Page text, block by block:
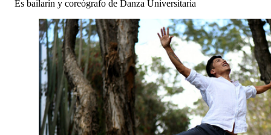
Es bailarín y coreógrafo de Danza Universitaria